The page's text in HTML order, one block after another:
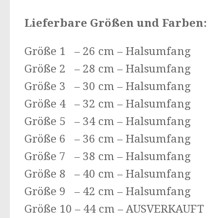
Lieferbare Größen und Farben:
Größe 1 – 26 cm – Halsumfang
Größe 2 – 28 cm – Halsumfang
Größe 3 – 30 cm – Halsumfang
Größe 4 – 32 cm – Halsumfang
Größe 5 – 34 cm – Halsumfang
Größe 6 – 36 cm – Halsumfang
Größe 7 – 38 cm – Halsumfang
Größe 8 – 40 cm – Halsumfang
Größe 9 – 42 cm – Halsumfang
Größe 10 – 44 cm – AUSVERKAUFT